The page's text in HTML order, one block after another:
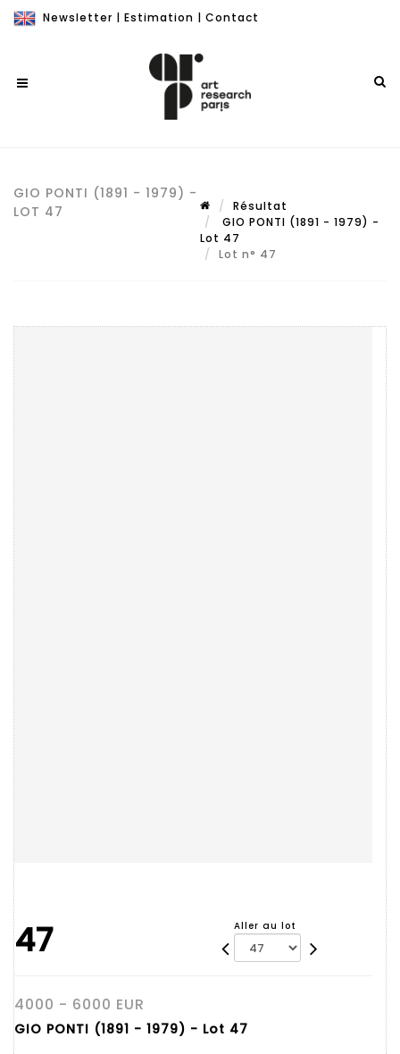
Newsletter | Estimation | Contact
GIO PONTI (1891 - 1979) -
LOT 47
Résultat
GIO PONTI (1891 - 1979) -
Lot 47
Lot n° 47
47 Aller au lot
4000 - 6000 EUR
GIO PONTI (1891 - 1979) - Lot 47